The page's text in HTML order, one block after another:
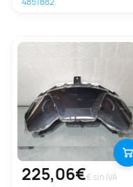
4851882
225,06€€ sin IVA